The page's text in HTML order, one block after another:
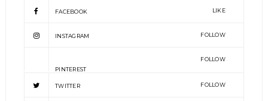
FACEBOOK LIKE
INSTAGRAM FOLLOW
PINTEREST
FOLLOW
TWITTER FOLLOW